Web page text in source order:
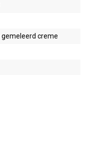
creme